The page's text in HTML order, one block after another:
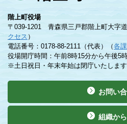
階上町役場
〒039-1201 青森県三戸郡階上町大字
クセス ）
電話番号：0178-88-2111（代表）（各
役場開庁時間：午前8時15分から午後5
※土日祝日・年末年始は閉庁いたします
お問い
組織か